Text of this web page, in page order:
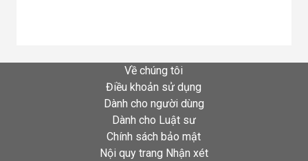
Về chúng tôi
Điều khoản sử dụng
Dành cho người dùng
Dành cho Luật sư
Chính sách bảo mật
Nội quy trang Nhận xét